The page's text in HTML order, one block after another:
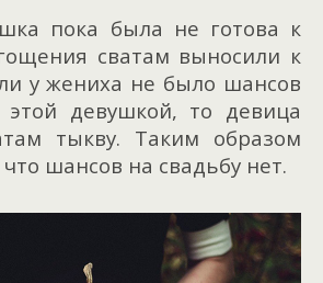
пока была не готова к
сватам выносили к
у жениха не было шансов
этой девушкой, то девица
тыкву. Таким образом
шансов на свадьбу нет.